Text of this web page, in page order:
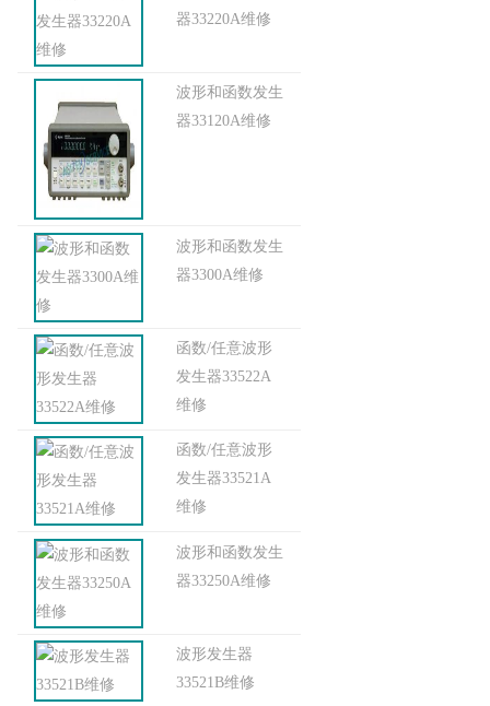
器33220A维修
波形和函数发生
器33120A维修
波形和函数发生
器3300A维修
函数/任意波形
发生器33522A
维修
函数/任意波形
发生器33521A
维修
波形和函数发生
器33250A维修
波形发生器
33521B维修